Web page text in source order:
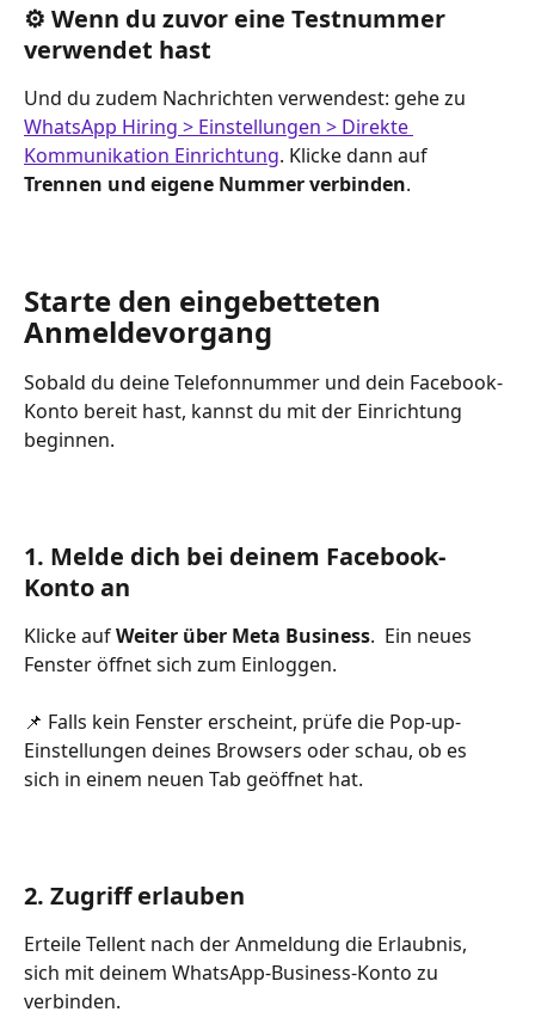
⚙️ Wenn du zuvor eine Testnummer
verwendet hast
Und du zudem Nachrichten verwendest: gehe zu
WhatsApp Hiring > Einstellungen > Direkte
Kommunikation Einrichtung. Klicke dann auf
Trennen und eigene Nummer verbinden.
Starte den eingebetteten
Anmeldevorgang
Sobald du deine Telefonnummer und dein Facebook-
Konto bereit hast, kannst du mit der Einrichtung
beginnen.
1. Melde dich bei deinem Facebook-
Konto an
Klicke auf Weiter über Meta Business.  Ein neues
Fenster öffnet sich zum Einloggen.
📌 Falls kein Fenster erscheint, prüfe die Pop-up-
Einstellungen deines Browsers oder schau, ob es
sich in einem neuen Tab geöffnet hat.
2. Zugriff erlauben
Erteile Tellent nach der Anmeldung die Erlaubnis,
sich mit deinem WhatsApp-Business-Konto zu
verbinden.